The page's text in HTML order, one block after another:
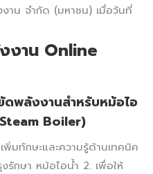
าน จำกัด (มหาชน) เมื่อวันที่
งาน Online
ดพลังงานสำหรับหม้อไอ
Boiler)
มทักษะและความรู้ด้านเทคนิค
รักษา หม้อไอน้ำ 2. เพื่อให้